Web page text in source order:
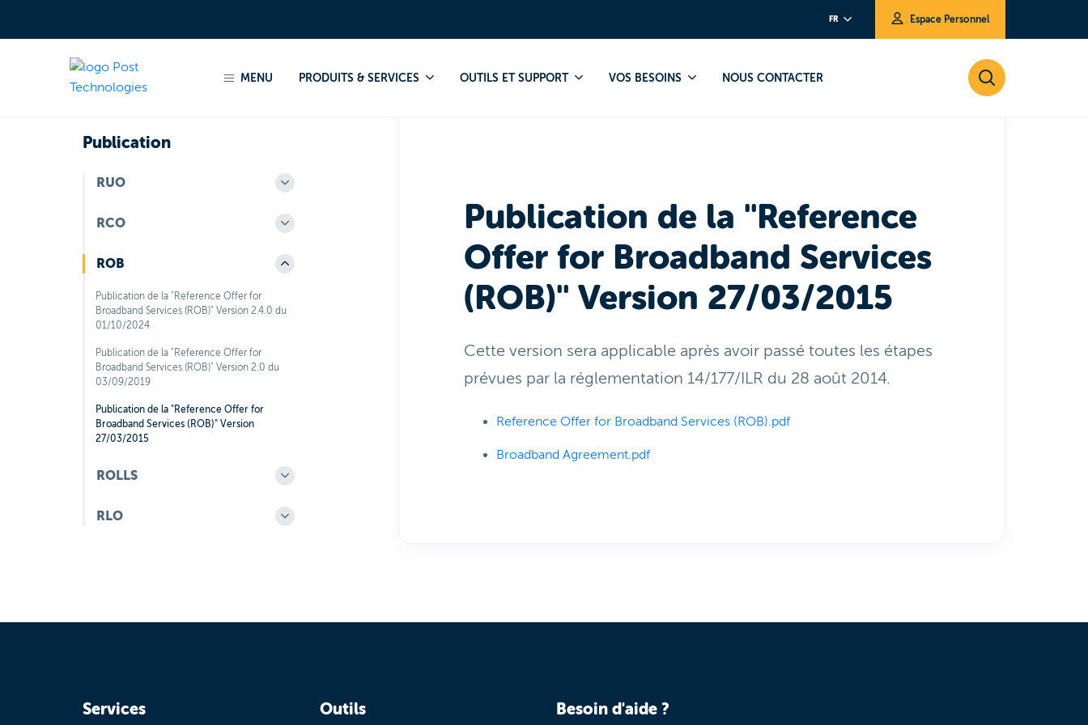
FR Espace Personnel
MENU PRODUITS & SERVICES OUTILS ET SUPPORT VOS BESOINS NOUS CONTACTER
Publication
RUO
RCO
ROB
Publication de la "Reference Offer for
Broadband Services (ROB)" Version 2.4.0 du
01/10/2024
Publication de la "Reference Offer for
Broadband Services (ROB)" Version 2.0 du
03/09/2019
Publication de la "Reference Offer for
Broadband Services (ROB)" Version
27/03/2015
ROLLS
RLO
Publication de la "Reference
Offer for Broadband Services
(ROB)" Version 27/03/2015
Cette version sera applicable après avoir passé toutes les étapes
prévues par la réglementation 14/177/ILR du 28 août 2014.
Reference Offer for Broadband Services (ROB).pdf
Broadband Agreement.pdf
Services Outils Besoin d'aide ?